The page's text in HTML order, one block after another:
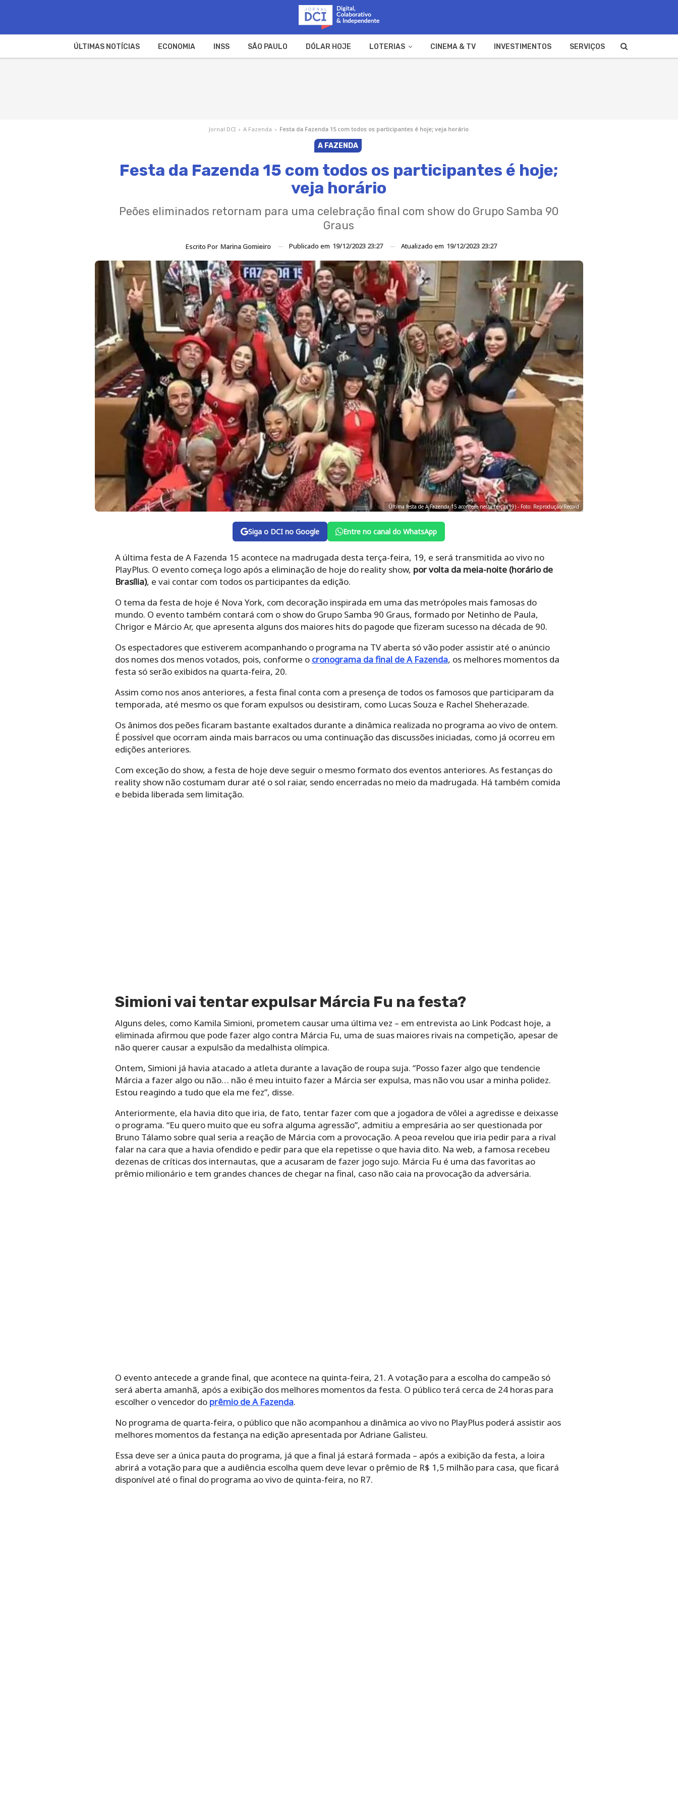
ÚLTIMAS NOTÍCIAS ECONOMIA INSS SÃO PAULO DÓLAR HOJE LOTERIAS CINEMA & TV INVESTIMENTOS SERVIÇOS
Jornal DCI › A Fazenda › Festa da Fazenda 15 com todos os participantes é hoje; veja horário
A FAZENDA
Festa da Fazenda 15 com todos os participantes é hoje;
veja horário
Peões eliminados retornam para uma celebração final com show do Grupo Samba 90
Graus
Escrito Por Marina Gomieiro Publicado em 19/12/2023 23:27 Atualizado em 19/12/2023 23:27
Última festa de A Fazenda 15 acontece nesta terça (19) - Foto: Reprodução/Record
Siga o DCI no Google Entre no canal do WhatsApp
A última festa de A Fazenda 15 acontece na madrugada desta terça-feira, 19, e será transmitida ao vivo no
PlayPlus. O evento começa logo após a eliminação de hoje do reality show, por volta da meia-noite (horário de
Brasília), e vai contar com todos os participantes da edição.
O tema da festa de hoje é Nova York, com decoração inspirada em uma das metrópoles mais famosas do
mundo. O evento também contará com o show do Grupo Samba 90 Graus, formado por Netinho de Paula,
Chrigor e Márcio Ar, que apresenta alguns dos maiores hits do pagode que fizeram sucesso na década de 90.
Os espectadores que estiverem acompanhando o programa na TV aberta só vão poder assistir até o anúncio
dos nomes dos menos votados, pois, conforme o cronograma da final de A Fazenda, os melhores momentos da
festa só serão exibidos na quarta-feira, 20.
Assim como nos anos anteriores, a festa final conta com a presença de todos os famosos que participaram da
temporada, até mesmo os que foram expulsos ou desistiram, como Lucas Souza e Rachel Sheherazade.
Os ânimos dos peões ficaram bastante exaltados durante a dinâmica realizada no programa ao vivo de ontem.
É possível que ocorram ainda mais barracos ou uma continuação das discussões iniciadas, como já ocorreu em
edições anteriores.
Com exceção do show, a festa de hoje deve seguir o mesmo formato dos eventos anteriores. As festanças do
reality show não costumam durar até o sol raiar, sendo encerradas no meio da madrugada. Há também comida
e bebida liberada sem limitação.
Simioni vai tentar expulsar Márcia Fu na festa?
Alguns deles, como Kamila Simioni, prometem causar uma última vez – em entrevista ao Link Podcast hoje, a
eliminada afirmou que pode fazer algo contra Márcia Fu, uma de suas maiores rivais na competição, apesar de
não querer causar a expulsão da medalhista olímpica.
Ontem, Simioni já havia atacado a atleta durante a lavação de roupa suja. “Posso fazer algo que tendencie
Márcia a fazer algo ou não… não é meu intuito fazer a Márcia ser expulsa, mas não vou usar a minha polidez.
Estou reagindo a tudo que ela me fez”, disse.
Anteriormente, ela havia dito que iria, de fato, tentar fazer com que a jogadora de vôlei a agredisse e deixasse
o programa. “Eu quero muito que eu sofra alguma agressão”, admitiu a empresária ao ser questionada por
Bruno Tálamo sobre qual seria a reação de Márcia com a provocação. A peoa revelou que iria pedir para a rival
falar na cara que a havia ofendido e pedir para que ela repetisse o que havia dito. Na web, a famosa recebeu
dezenas de críticas dos internautas, que a acusaram de fazer jogo sujo. Márcia Fu é uma das favoritas ao
prêmio milionário e tem grandes chances de chegar na final, caso não caia na provocação da adversária.
O evento antecede a grande final, que acontece na quinta-feira, 21. A votação para a escolha do campeão só
será aberta amanhã, após a exibição dos melhores momentos da festa. O público terá cerca de 24 horas para
escolher o vencedor do prêmio de A Fazenda.
No programa de quarta-feira, o público que não acompanhou a dinâmica ao vivo no PlayPlus poderá assistir aos
melhores momentos da festança na edição apresentada por Adriane Galisteu.
Essa deve ser a única pauta do programa, já que a final já estará formada – após a exibição da festa, a loira
abrirá a votação para que a audiência escolha quem deve levar o prêmio de R$ 1,5 milhão para casa, que ficará
disponível até o final do programa ao vivo de quinta-feira, no R7.